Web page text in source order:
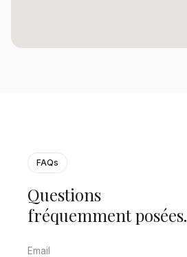
FAQs
Questions
fréquemmentposées.
Email